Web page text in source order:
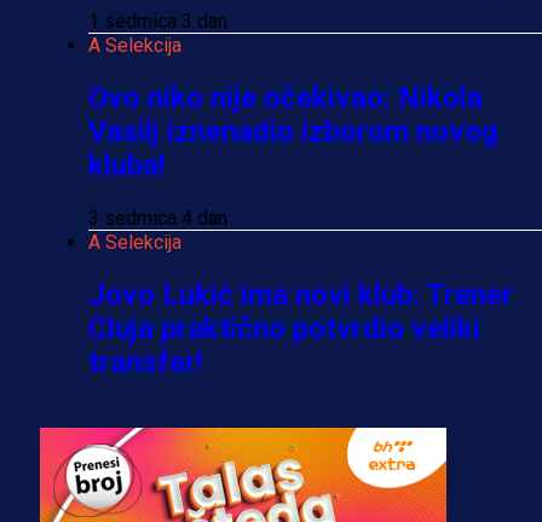
1 sedmica 3 dan
A Selekcija
Ovo niko nije očekivao: Nikola
Vasilj iznenadio izborom novog
kluba!
3 sedmica 4 dan
A Selekcija
Jovo Lukić ima novi klub: Trener
Cluja praktično potvrdio veliki
transfer!
A Selekcija
Stigla potvrda od predsjednika